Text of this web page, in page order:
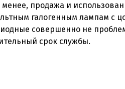
менее, продажа и
галогенным лампам с
совершенно не
срок службы.